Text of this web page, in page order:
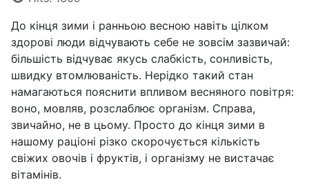
До кінця зими і ранньою весною навіть цілком
здорові люди відчувають себе не зовсім зазвичай:
більшість відчуває якусь слабкість, сонливість,
швидку втомлюваність. Нерідко такий стан
намагаються пояснити впливом весняного повітря:
воно, мовляв, розслаблює організм. Справа,
звичайно, не в цьому. Просто до кінця зими в
нашому раціоні різко скорочується кількість
свіжих овочів і фруктів, і організму не вистачає
вітамінів.